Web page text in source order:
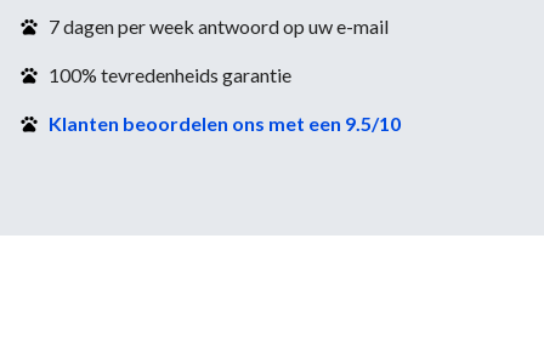
7 dagen per week antwoord op uw e-mail
100% tevredenheids garantie
Klanten beoordelen ons met een 9.5/10